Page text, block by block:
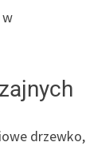
w
drzewko,